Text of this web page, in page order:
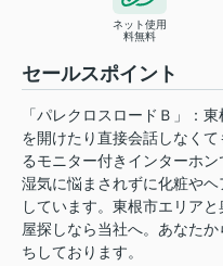
ネット使用
料無料
セールスポイント
「パレクロスロードＢ」：
を開けたり直接会話しなく
るモニター付きインターホ
湿気に悩まされずに化粧や
しています。東根市エリア
屋探しなら当社へ。あなた
ちしております。